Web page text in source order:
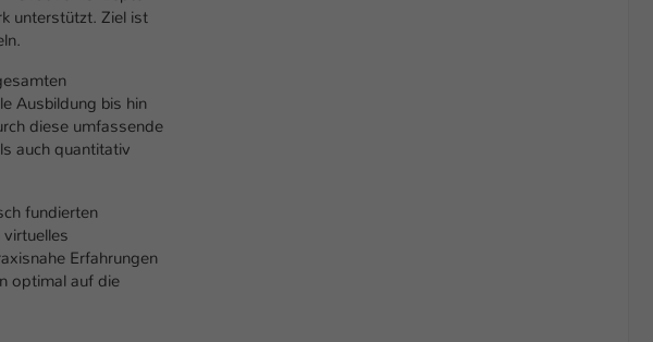
unterstützt. Ziel ist
Ausbildung bis hin
diese umfassende
auch quantitativ
fundierten
Erfahrungen
optimal auf die
falls der
hat.
Session-Cookie
Fall eines Intranet-
der eingeloggte
und es wird